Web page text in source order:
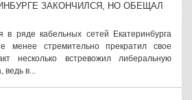
ЗАКОНЧИЛСЯ, НО ОБЕЩАЛ
в ряде кабельных сетей Екатеринбурга
менее стремительно прекратил свое
несколько встревожил либеральную
ведь в...